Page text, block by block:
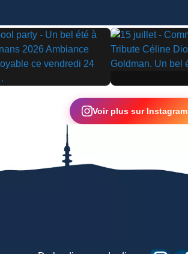
▶
Voir plus sur Instagram